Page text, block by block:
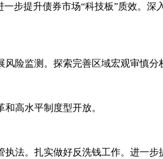
步提升债券市场“科技板”质效。
险监测。探索完善区域宏观审慎分
高水平制度型开放。
法。扎实做好反洗钱工作。进一步